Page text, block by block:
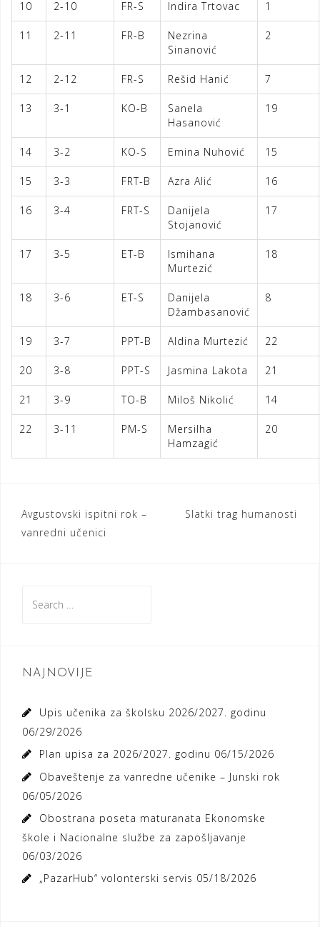
10 2-10 FR-S Indira Trtovac 1
11 2-11 FR-B
Nezrina
Sinanović
2
12 2-12 FR-S Rešid Hanić 7
13 3-1 KO-B
Sanela
Hasanović
19
14 3-2 KO-S Emina Nuhović 15
15 3-3 FRT-B Azra Alić 16
16 3-4 FRT-S
Danijela
Stojanović
17
17 3-5 ET-B
Ismihana
Murtezić
18
18 3-6 ET-S
Danijela
Džambasanović
8
19 3-7 PPT-B Aldina Murtezić 22
20 3-8 PPT-S Jasmina Lakota 21
21 3-9 TO-B Miloš Nikolić 14
22 3-11 PM-S
Mersilha
Hamzagić
20
Post
navigation
Avgustovski ispitni rok –
vanredni učenici
Slatki trag humanosti
for:
NAJNOVIJE
Upis učenika za školsku 2026/2027. godinu
06/29/2026
Plan upisa za 2026/2027. godinu 06/15/2026
Obaveštenje za vanredne učenike – Junski rok
06/05/2026
Obostrana poseta maturanata Ekonomske
škole i Nacionalne službe za zapošljavanje
06/03/2026
„PazarHub“ volonterski servis 05/18/2026